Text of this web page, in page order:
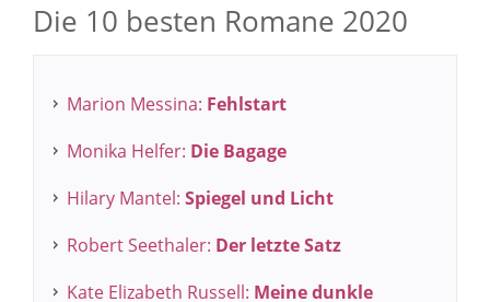
Die 10 besten Romane 2020
Marion Messina: Fehlstart
Monika Helfer: Die Bagage
Hilary Mantel: Spiegel und Licht
Robert Seethaler: Der letzte Satz
Kate Elizabeth Russell: Meine dunkle